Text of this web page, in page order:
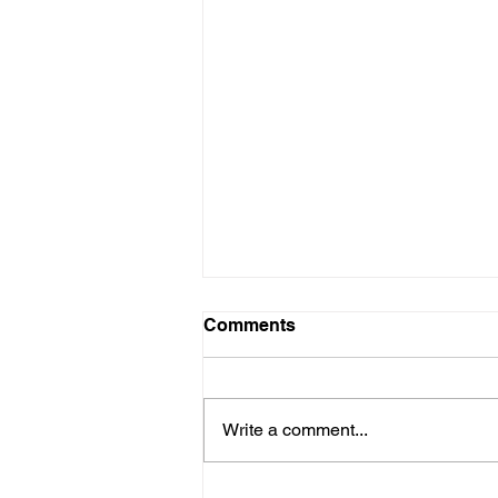
Comments
Write a comment...